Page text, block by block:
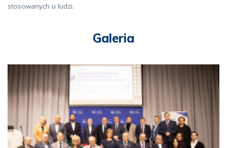
stosowanych u ludzi.
Galeria